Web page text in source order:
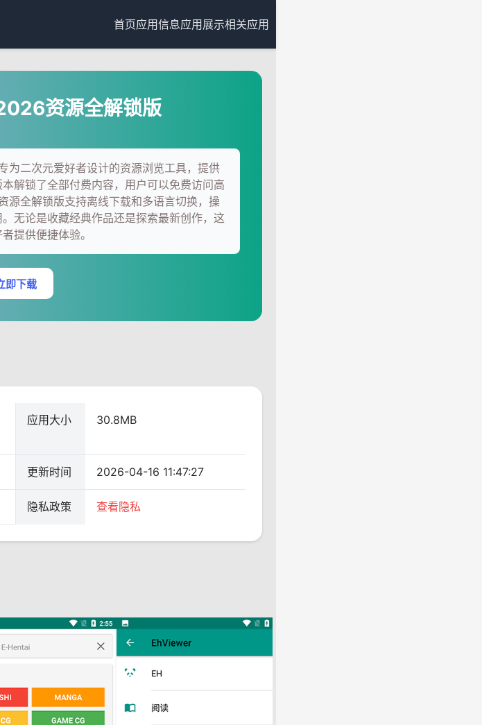
首页应用信息应用展示相关应用
资源全解锁版
二次元爱好者设计的资源浏览工具，提供
解锁了全部付费内容，用户可以免费访问高
全解锁版支持离线下载和多语言切换，操
无论是收藏经典作品还是探索最新创作，这
提供便捷体验。
即下载
应用大小 30.8MB
更新时间 2026-04-16 11:47:27
隐私政策 查看隐私